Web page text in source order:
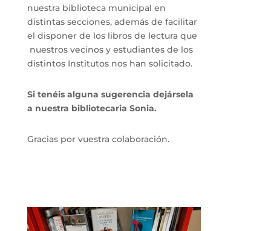
nuestra biblioteca municipal en
distintas secciones, además de facilitar
el disponer de los libros de lectura que
nuestros vecinos y estudiantes de los
distintos Institutos nos han solicitado.
Si tenéis alguna sugerencia dejársela
a nuestra bibliotecaria Sonia.
Gracias por vuestra colaboración.